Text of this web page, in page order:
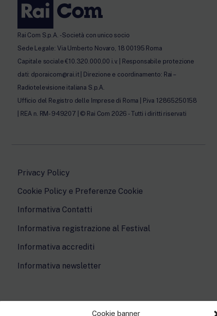
Cookie banner
Rai Com S.p.A. - Società con unico socio
Sede Legale: Via Umberto Novaro, 18 00195 Roma
Capitale sociale €10.320.000,00 i.v. | Responsabile protezione
dati: dporaicom@rai.it | Direzione e coordinamento: Rai –
Radiotelevisione italiana S.p.A.
Ufficio del Registro delle Imprese di Roma | P.iva 12865250158
| REA n. RM- 949207 | © Rai Com 2026 - Tutti i diritti riservati
Privacy Policy
Cookie Policy e Preferenze Cookie
Informativa Contatti
Informativa registrazione al Festival
Informativa accrediti
Informativa newsletter
This site is protected by reCAPTCHA and the GooglePrivacy Policy